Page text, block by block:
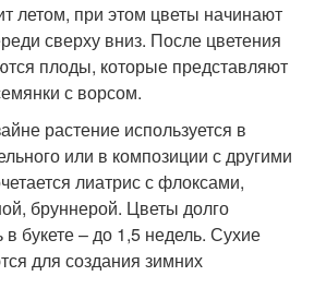
летом, при этом цветы начинают
сверху вниз. После цветения
плоды, которые представляют
с ворсом.
растение используется в
или в композиции с другими
лиатрис с флоксами,
бруннерой. Цветы долго
букете – до 1,5 недель. Сухие
для создания зимних